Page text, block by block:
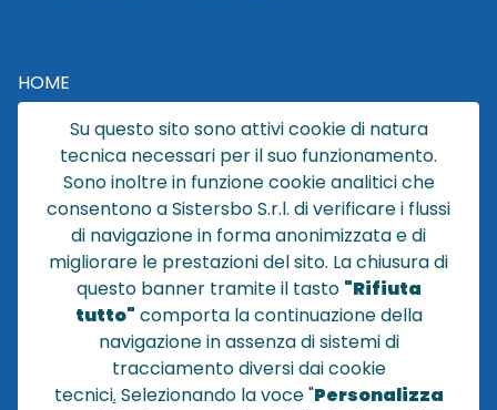
HOME
CATALOGO
CHI SIAMO
NEWS
CONTATTACI
CONDIZIONI DI VENDITA
POLICY PRIVACY
NOTE LEGALI
Su questo sito sono attivi cookie di natura
tecnica necessari per il suo funzionamento.
Sono inoltre in funzione cookie analitici che
consentono a Sistersbo S.r.l. di verificare i flussi
di navigazione in forma anonimizzata e di
migliorare le prestazioni del sito. La chiusura di
questo banner tramite il tasto "Rifiuta
tutto" comporta la continuazione della
navigazione in assenza di sistemi di
tracciamento diversi dai cookie
tecnici. Selezionando la voce "Personalizza